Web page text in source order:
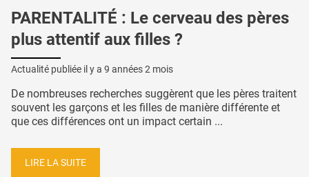
PARENTALITÉ : Le cerveau des pères
plus attentif aux filles ?
Actualité publiée il y a 9 années 2 mois
De nombreuses recherches suggèrent que les pères traitent
souvent les garçons et les filles de manière différente et
que ces différences ont un impact certain ...
LIRE LA SUITE